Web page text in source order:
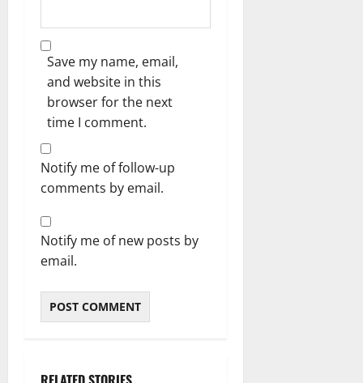
Save my name, email,
and website in this
browser for the next
time I comment.
Notify me of follow-up
comments by email.
Notify me of new posts by
email.